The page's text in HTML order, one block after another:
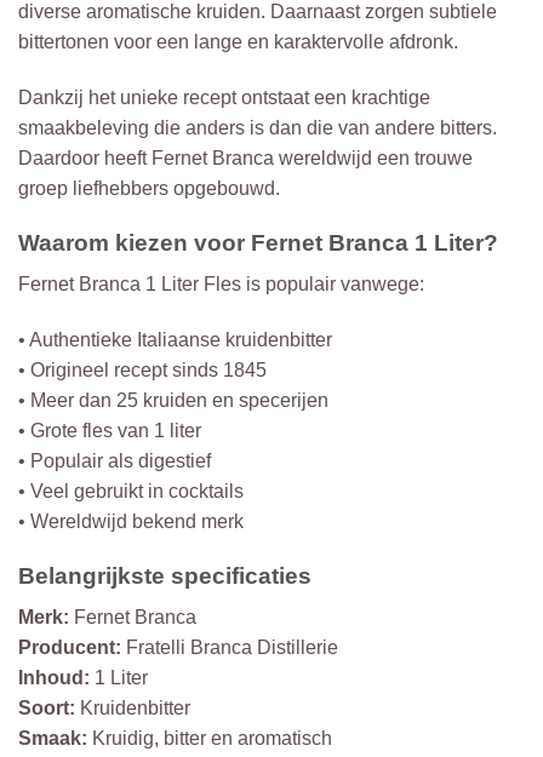
diverse aromatische kruiden. Daarnaast zorgen subtiele
bittertonen voor een lange en karaktervolle afdronk.
Dankzij het unieke recept ontstaat een krachtige
smaakbeleving die anders is dan die van andere bitters.
Daardoor heeft Fernet Branca wereldwijd een trouwe
groep liefhebbers opgebouwd.
Waarom kiezen voor Fernet Branca 1 Liter?
Fernet Branca 1 Liter Fles is populair vanwege:
• Authentieke Italiaanse kruidenbitter
• Origineel recept sinds 1845
• Meer dan 25 kruiden en specerijen
• Grote fles van 1 liter
• Populair als digestief
• Veel gebruikt in cocktails
• Wereldwijd bekend merk
Belangrijkste specificaties
Merk: Fernet Branca
Producent: Fratelli Branca Distillerie
Inhoud: 1 Liter
Soort: Kruidenbitter
Smaak: Kruidig, bitter en aromatisch